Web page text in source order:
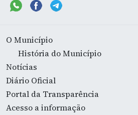
O Município
História do Município
Notícias
Diário Oficial
Portal da Transparência
Acesso a informação